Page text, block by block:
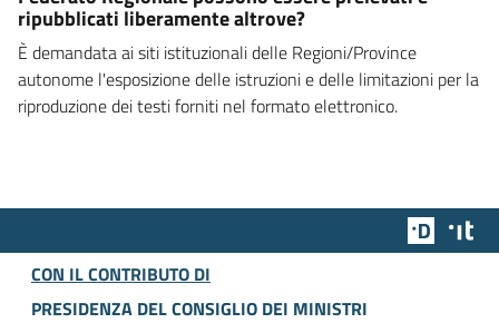
ripubblicati liberamente altrove?
È demandata ai siti istituzionali delle Regioni/Province
autonome l'esposizione delle istruzioni e delle limitazioni per la
riproduzione dei testi forniti nel formato elettronico.
Team
CON IL CONTRIBUTO DI
PRESIDENZA DEL CONSIGLIO DEI MINISTRI